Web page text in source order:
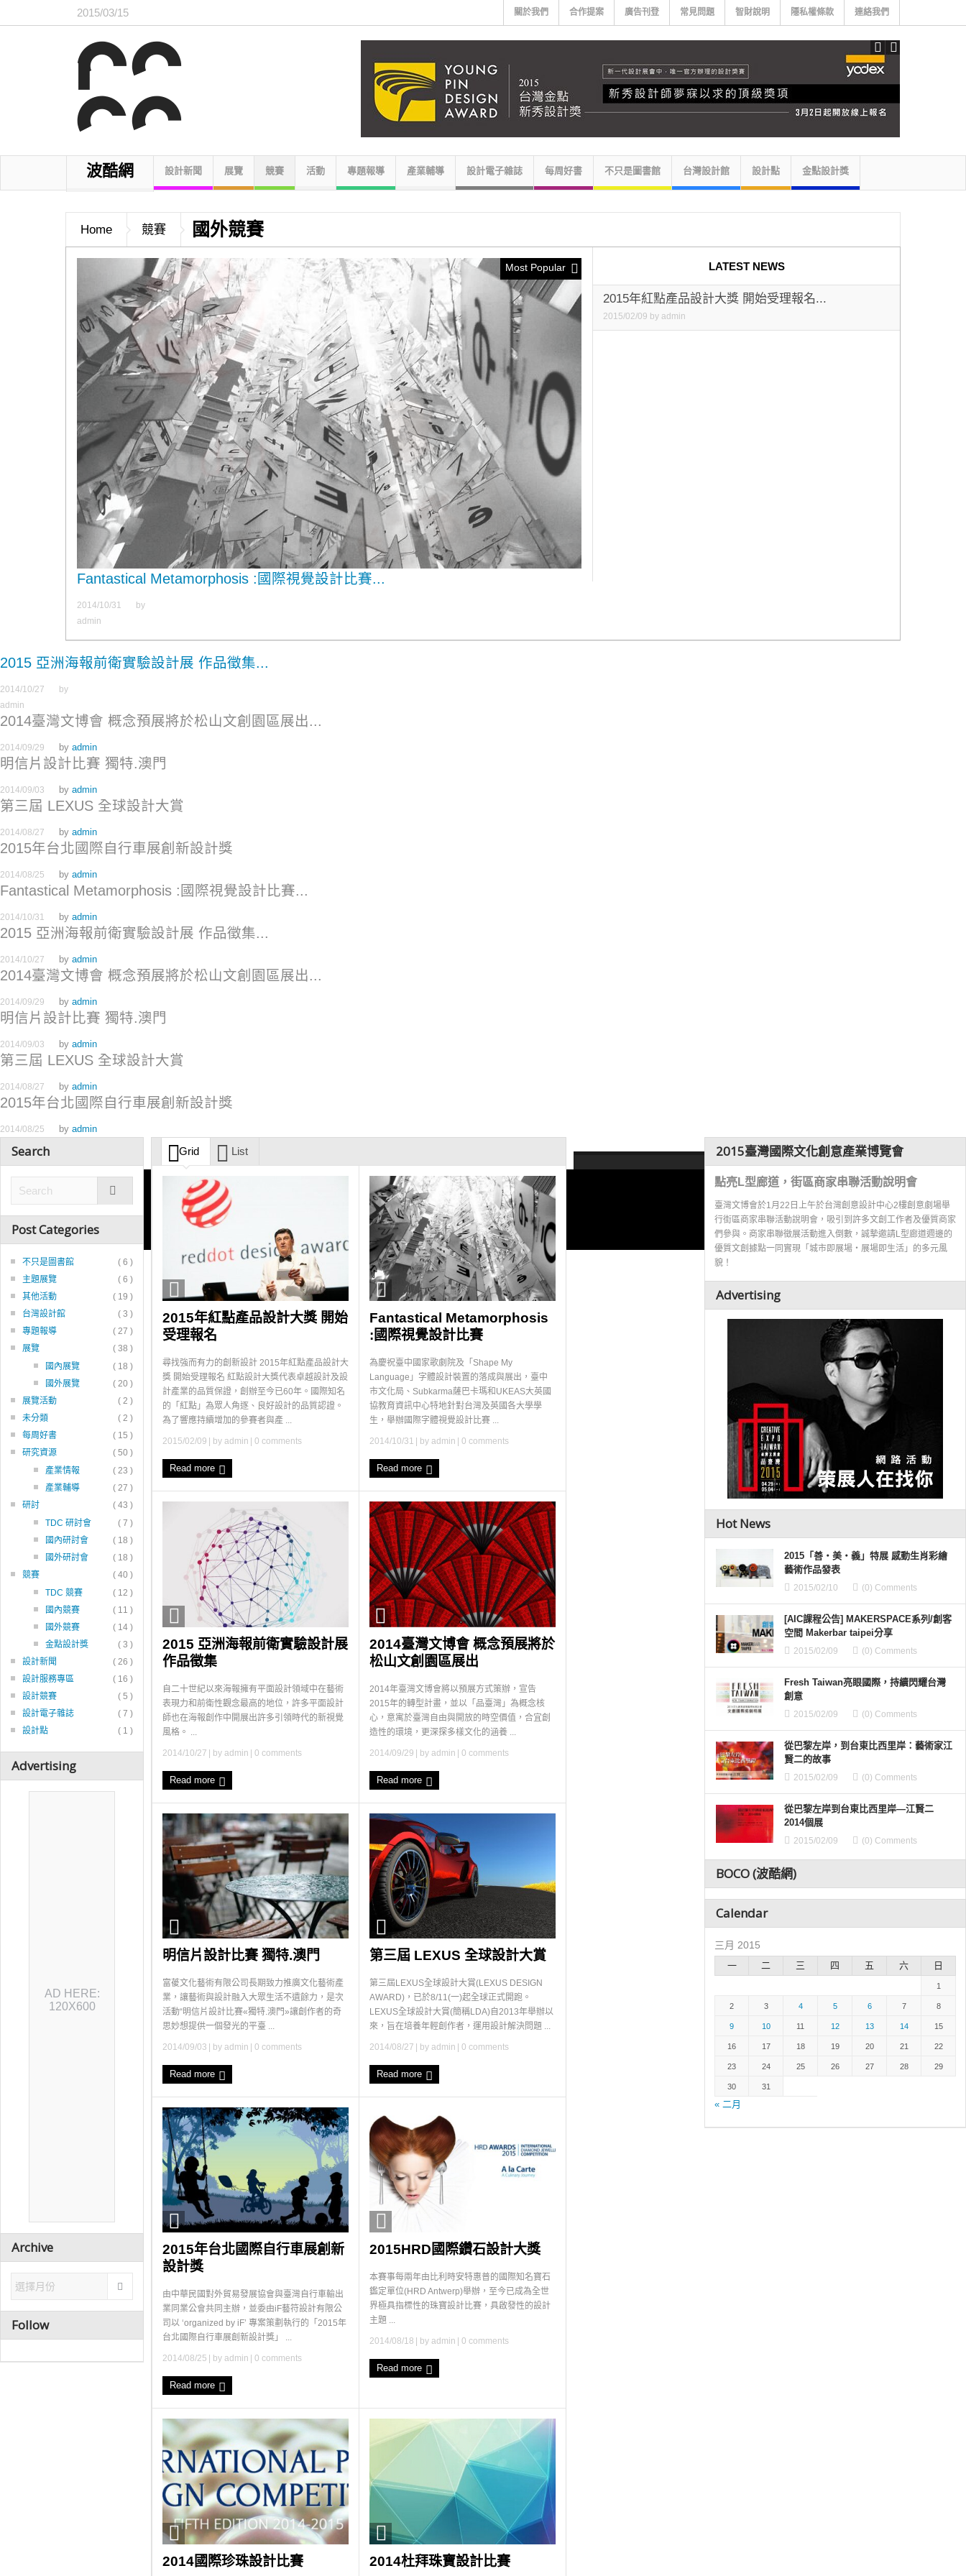
2015/03/15 關於我們 合作提案 廣告刊登 常見問題 智財說明 隱私權條款 連絡我們
波酷網 設計新聞 展覽 競賽 活動 專題報導 產業輔導 設計電子雜誌 每周好書 不只是圖書館 台灣設計館 設計點 金點設計獎
Home 競賽 國外競賽
Most Popular LATEST NEWS
2015年紅點產品設計大獎 開始受理報名...
2015/02/09 by admin
Fantastical Metamorphosis :國際視覺設計比賽...
2014/10/31
by
admin
2015 亞洲海報前衛實驗設計展 作品徵集...
2014/10/27
by
admin
2014臺灣文博會 概念預展將於松山文創園區展出...
2014/09/29 by admin
明信片設計比賽 獨特.澳門
2014/09/03 by admin
第三屆 LEXUS 全球設計大賞
2014/08/27 by admin
2015年台北國際自行車展創新設計獎
2014/08/25 by admin
Fantastical Metamorphosis :國際視覺設計比賽...
2014/10/31 by admin
2015 亞洲海報前衛實驗設計展 作品徵集...
2014/10/27 by admin
2014臺灣文博會 概念預展將於松山文創園區展出...
2014/09/29 by admin
明信片設計比賽 獨特.澳門
2014/09/03 by admin
第三屆 LEXUS 全球設計大賞
2014/08/27 by admin
2015年台北國際自行車展創新設計獎
2014/08/25 by admin
Grid List
2015年紅點產品設計大獎 開始
受理報名
尋找強而有力的創新設計 2015年紅點產品設計大
獎 開始受理報名 紅點設計大獎代表卓越設計及設
計產業的品質保證，創辦至今已60年。國際知名
的「紅點」為眾人角逐、良好設計的品質認證。
為了響應持續增加的參賽者與產 ...
2015/02/09 | by admin 0 comments
Read more
Fantastical Metamorphosis
:國際視覺設計比賽
為慶祝臺中國家歌劇院及「Shape My
Language」字體設計裝置的落成與展出，臺中
市文化局、Subkarma薩巴卡瑪和UKEAS大英國
協教育資訊中心特地針對台灣及英國各大學學
生，舉辦國際字體視覺設計比賽 ...
2014/10/31 | by admin 0 comments
Read more
2015 亞洲海報前衛實驗設計展
作品徵集
自二十世紀以來海報擁有平面設計領域中在藝術
表現力和前衛性觀念最高的地位，許多平面設計
師也在海報創作中開展出許多引領時代的新視覺
風格。 ...
2014/10/27 | by admin | 0 comments
Read more
2014臺灣文博會 概念預展將於
松山文創園區展出
2014年臺灣文博會將以預展方式策辦，宣告
2015年的轉型計畫，並以「品臺灣」為概念核
心，意寓於臺灣自由與開放的時空價值，合宜創
造性的環境，更深探多樣文化的涵養 ...
2014/09/29 | by admin | 0 comments
Read more
明信片設計比賽 獨特.澳門
富葰文化藝術有限公司長期致力推廣文化藝術產
業，讓藝術與設計融入大眾生活不遺餘力，是次
活動“明信片設計比賽«獨特.澳門»讓創作者的奇
思妙想提供一個發光的平臺 ...
2014/09/03 | by admin 0 comments
Read more
第三屆 LEXUS 全球設計大賞
第三屆LEXUS全球設計大賞(LEXUS DESIGN
AWARD)，已於8/11(一)起全球正式開跑。
LEXUS全球設計大賞(簡稱LDA)自2013年舉辦以
來，旨在培養年輕創作者，運用設計解決問題 ...
2014/08/27 | by admin 0 comments
Read more
2015年台北國際自行車展創新
設計獎
由中華民國對外貿易發展協會與臺灣自行車輸出
業同業公會共同主辦，並委由iF藝符設計有限公
司以 ‘organized by iF’ 專案策劃執行的「2015年
台北國際自行車展創新設計獎」 ...
2014/08/25 | by admin 0 comments
Read more
2015HRD國際鑽石設計大獎
本賽事每兩年由比利時安特惠普的國際知名寶石
鑑定單位(HRD Antwerp)舉辦，至今已成為全世
界極具指標性的珠寶設計比賽，具啟發性的設計
主題 ...
2014/08/18 | by admin 0 comments
Read more
2014國際珍珠設計比賽 2014杜拜珠寶設計比賽
Search
Post Categories
不只是圖書館
( 6 )
主題展覽
( 6 )
其他活動
( 19 )
台灣設計館
( 3 )
專題報導
( 27 )
展覽
( 38 )
國內展覽
( 18 )
國外展覽
( 20 )
展覽活動
( 2 )
未分類
( 2 )
每周好書
( 15 )
研究資源
( 50 )
產業情報
( 23 )
產業輔導
( 27 )
研討
( 43 )
TDC 研討會
( 7 )
國內研討會
( 18 )
國外研討會
( 18 )
競賽
( 40 )
TDC 競賽
( 12 )
國內競賽
( 11 )
國外競賽
( 14 )
金點設計獎
( 3 )
設計新聞
( 26 )
設計服務專區
( 16 )
設計競賽
( 5 )
設計電子雜誌
( 7 )
設計點
( 1 )
Advertising
AD HERE:
120X600
Archive
Follow
2015臺灣國際文化創意產業博覽會
點亮L型廊道，街區商家串聯活動說明會
臺灣文博會於1月22日上午於台灣創意設計中心2樓創意劇場舉
行街區商家串聯活動說明會，吸引到許多文創工作者及優質商家
們參與。商家串聯徵展活動進入倒數，誠摯邀請L型廊道週邊的
優質文創據點一同實現「城市即展場‧展場即生活」的多元風
貌！
Advertising
Hot News
2015「善‧美‧義」特展 感動生肖彩繪
藝術作品發表
2015/02/10 (0) Comments
[AIC課程公告] MAKERSPACE系列/創客
空間 Makerbar taipei分享
2015/02/09 (0) Comments
Fresh Taiwan亮眼國際，持續閃耀台灣
創意
2015/02/09 (0) Comments
從巴黎左岸，到台東比西里岸：藝術家江
賢二的故事
2015/02/09 (0) Comments
從巴黎左岸到台東比西里岸—江賢二
2014個展
2015/02/09 (0) Comments
BOCO (波酷網)
Calendar
三月 2015
一 二 三 四 五 六 日
« 二月
1
2 3 4 5 6 7 8
9 10 11 12 13 14 15
16 17 18 19 20 21 22
23 24 25 26 27 28 29
30 31